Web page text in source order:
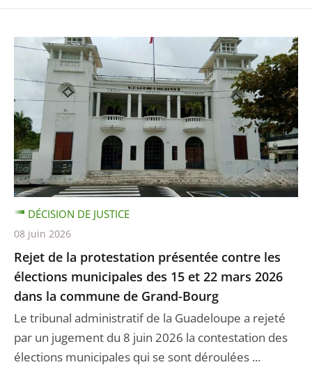
Rejet de la protestation présentée contre les
élections municipales des 15 et 22 mars 2026
dans la commune de Grand-Bourg
Le tribunal administratif de la Guadeloupe a rejeté
par un jugement du 8 juin 2026 la contestation des
élections municipales qui se sont déroulées ...
DÉCISION DE JUSTICE
08 juin 2026